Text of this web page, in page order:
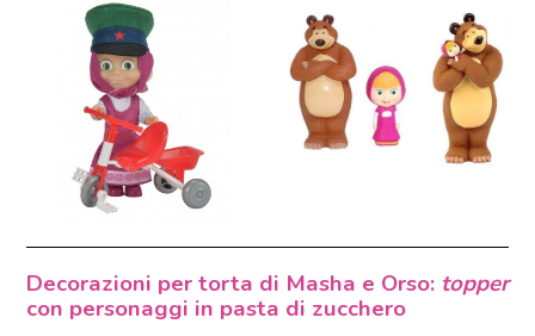
Decorazioni per torta di Masha e Orso: topper
con personaggi in pasta di zucchero